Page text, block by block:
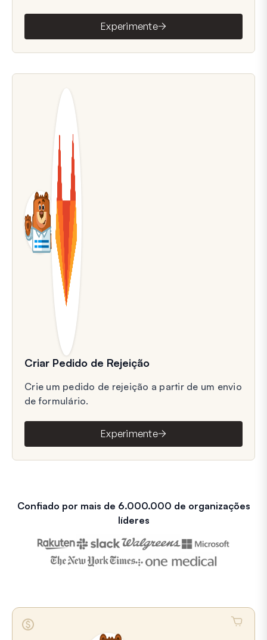
Experimente
Criar Pedido de Rejeição
Crie um pedido de rejeição a partir de um envio
de formulário.
Experimente
Confiado por mais de 6.000.000 de organizações
líderes